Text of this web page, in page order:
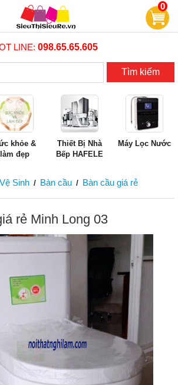
0
LINE: 098.65.65.605
Tìm kiếm
khỏe &
làm đẹp
Thiết Bị Nhà
Bếp HAFELE
Máy Lọc Nước
Sinh / Bàn cầu / Bàn cầu giá rẻ
rẻ Minh Long 03